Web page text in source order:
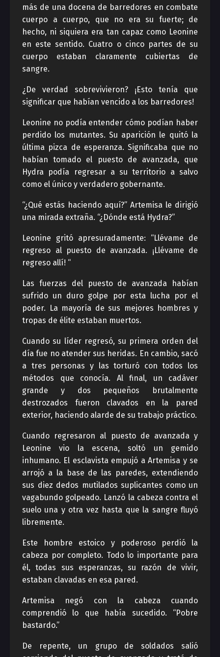
más de una docena de barredores en combate
cuerpo a cuerpo, que no era su fuerte; de
hecho, ni siquiera era tan capaz como Leonine
en este sentido. Cuatro o cinco partes de su
cuerpo estaban claramente cubiertas de
sangre.
¿De verdad sobrevivieron? ¡Esto tenía que
significar que habían vencido a los barredores!
Leonine no podía entender cómo podían haber
perdido los mutantes. Su aparición le quitó la
última pizca de esperanza. Significaba que no
habían tomado el puesto de avanzada, que
Hydra podía regresar a su territorio a salvo
como el único y verdadero gobernante.
“¿Qué estás haciendo aquí?” Artemisa le dirigió
una mirada extraña. “¿Dónde está Hydra?”
Leonine gritó apresuradamente: “Llévame de
regreso al puesto de avanzada. ¡Llévame de
regreso allí! “
Las fuerzas del puesto de avanzada habían
sufrido un duro golpe por esta lucha por el
poder. La mayoría de sus mejores hombres y
tropas de élite estaban muertos.
Cuando su líder regresó, su primera orden del
día fue no atender sus heridas. En cambio, sacó
a tres personas y las torturó con todos los
métodos que conocía. Al final, un cadáver
grande y dos pequeños brutalmente
destrozados fueron clavados en la pared
exterior, haciendo alarde de su trabajo práctico.
Cuando regresaron al puesto de avanzada y
Leonine vio la escena, soltó un gemido
inhumano. El esclavista empujó a Artemisa y se
arrojó a la base de las paredes, extendiendo
sus diez dedos mutilados suplicantes como un
vagabundo golpeado. Lanzó la cabeza contra el
suelo una y otra vez hasta que la sangre fluyó
libremente.
Este hombre estoico y poderoso perdió la
cabeza por completo. Todo lo importante para
él, todas sus esperanzas, su razón de vivir,
estaban clavadas en esa pared.
Artemisa negó con la cabeza cuando
comprendió lo que había sucedido. “Pobre
bastardo.”
De repente, un grupo de soldados salió